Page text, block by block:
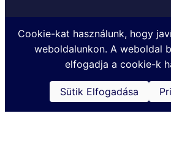
Készült a TOHATSUMARINE.HU
@2024
Cookie-kat használunk, hogy
weboldalunkon. A weboldal
elfogadja a cookie-k
Sütik Elfogadása